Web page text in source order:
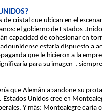
de cristal que ubican en el
el gobierno de Estados
capacidad de cohesionar en
estaría dispuesto a
que le hicieron a la
para su imagen-,
que Alemán abandone su
Estados Unidos cree en
Y más: Montealegre